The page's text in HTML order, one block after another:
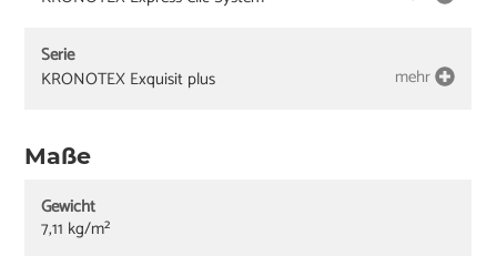
Serie
KRONOTEX Exquisit plus
mehr
Maße
Gewicht
7,11 kg/m²